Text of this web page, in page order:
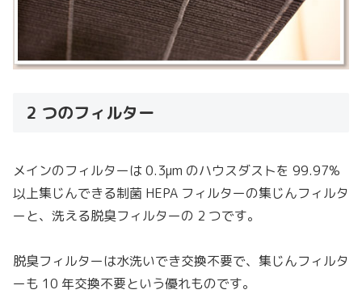
2 つのフィルター
メインのフィルターは 0.3μm のハウスダストを 99.97%
以上集じんできる制菌 HEPA フィルターの集じんフィルタ
ーと、洗える脱臭フィルターの 2 つです。
脱臭フィルターは水洗いでき交換不要で、集じんフィルタ
ーも 10 年交換不要という優れものです。